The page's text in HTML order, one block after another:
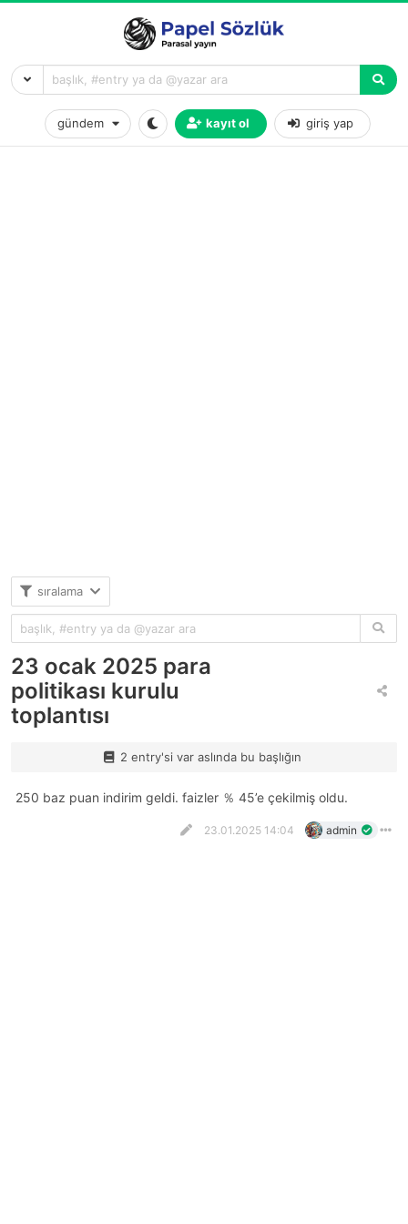
gündem kayıt ol giriş yap
sıralama
23 ocak 2025 para
politikası kurulu
toplantısı
2 entry'si var aslında bu başlığın
250 baz puan indirim geldi. faizler ％ 45’e çekilmiş oldu.
23.01.2025 14:04 admin